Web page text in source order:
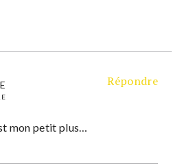
Répondre
mon petit plus…